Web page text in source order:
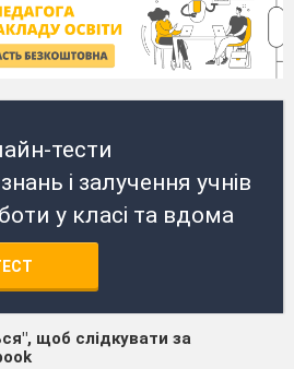
тести
і залучення учнів
у класі та вдома
щоб слідкувати за